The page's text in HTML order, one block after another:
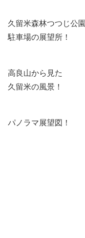
久留米森林つつじ公園
駐車場の展望所！
高良山から見た
久留米の風景！
パノラマ展望図！